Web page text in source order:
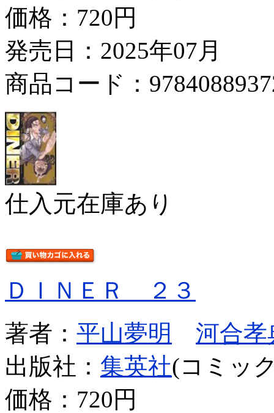
価格： 720円
発売日：2025年07月
商品コード：
仕入元在庫あり
ＤＩＮＥＲ ２３
著者： 平山夢明
河合孝
出版社： 集英社(コミッ
価格： 720円